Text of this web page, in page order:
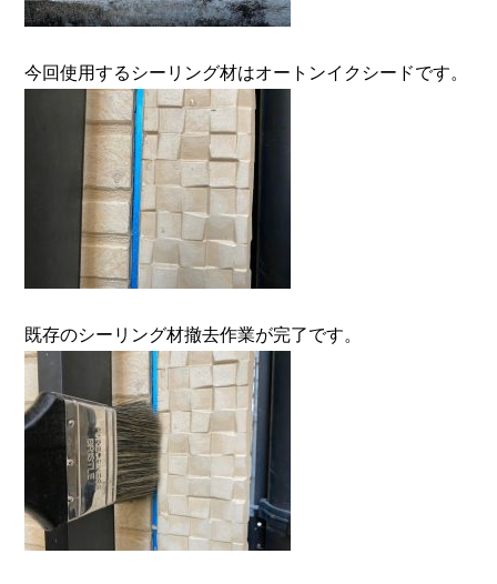
今回使用するシーリング材はオートンイクシードです。
既存のシーリング材撤去作業が完了です。